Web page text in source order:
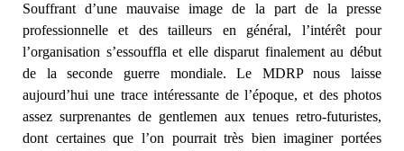
Souffrant d’une mauvaise image de la part de la presse
professionnelle et des tailleurs en général, l’intérêt pour
l’organisation s’essouffla et elle disparut finalement au début
de la seconde guerre mondiale. Le MDRP nous laisse
aujourd’hui une trace intéressante de l’époque, et des photos
assez surprenantes de gentlemen aux tenues retro-futuristes,
dont certaines que l’on pourrait très bien imaginer portées